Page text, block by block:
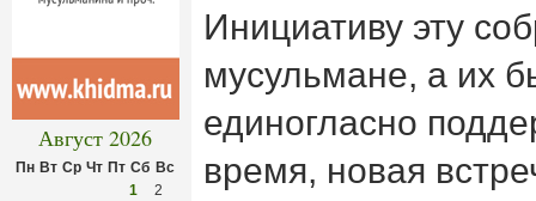
Август 2026
Пн Вт Ср Чт Пт Сб Вс
1
2
Инициативу эту
мусульмане, а их
единогласно
время, новая